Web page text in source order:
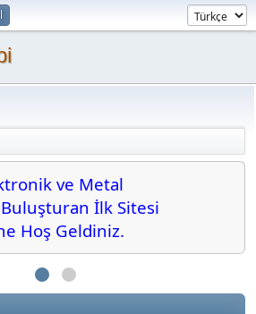
ve Metal
İlk Sitesi
Hoş Geldiniz.
ve Metal Dedektörlerini
Teknoloji Ekibi'ne Hoş Geldiniz.